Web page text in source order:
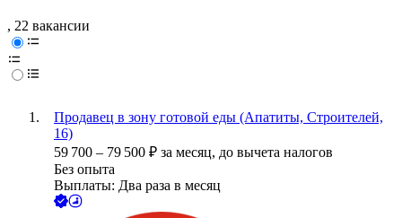
, 22 вакансии
Продавец в зону готовой еды (Апатиты, Строителей,
16)
59 700 – 79 500 ₽ за месяц, до вычета налогов
Без опыта
Выплаты: Два раза в месяц